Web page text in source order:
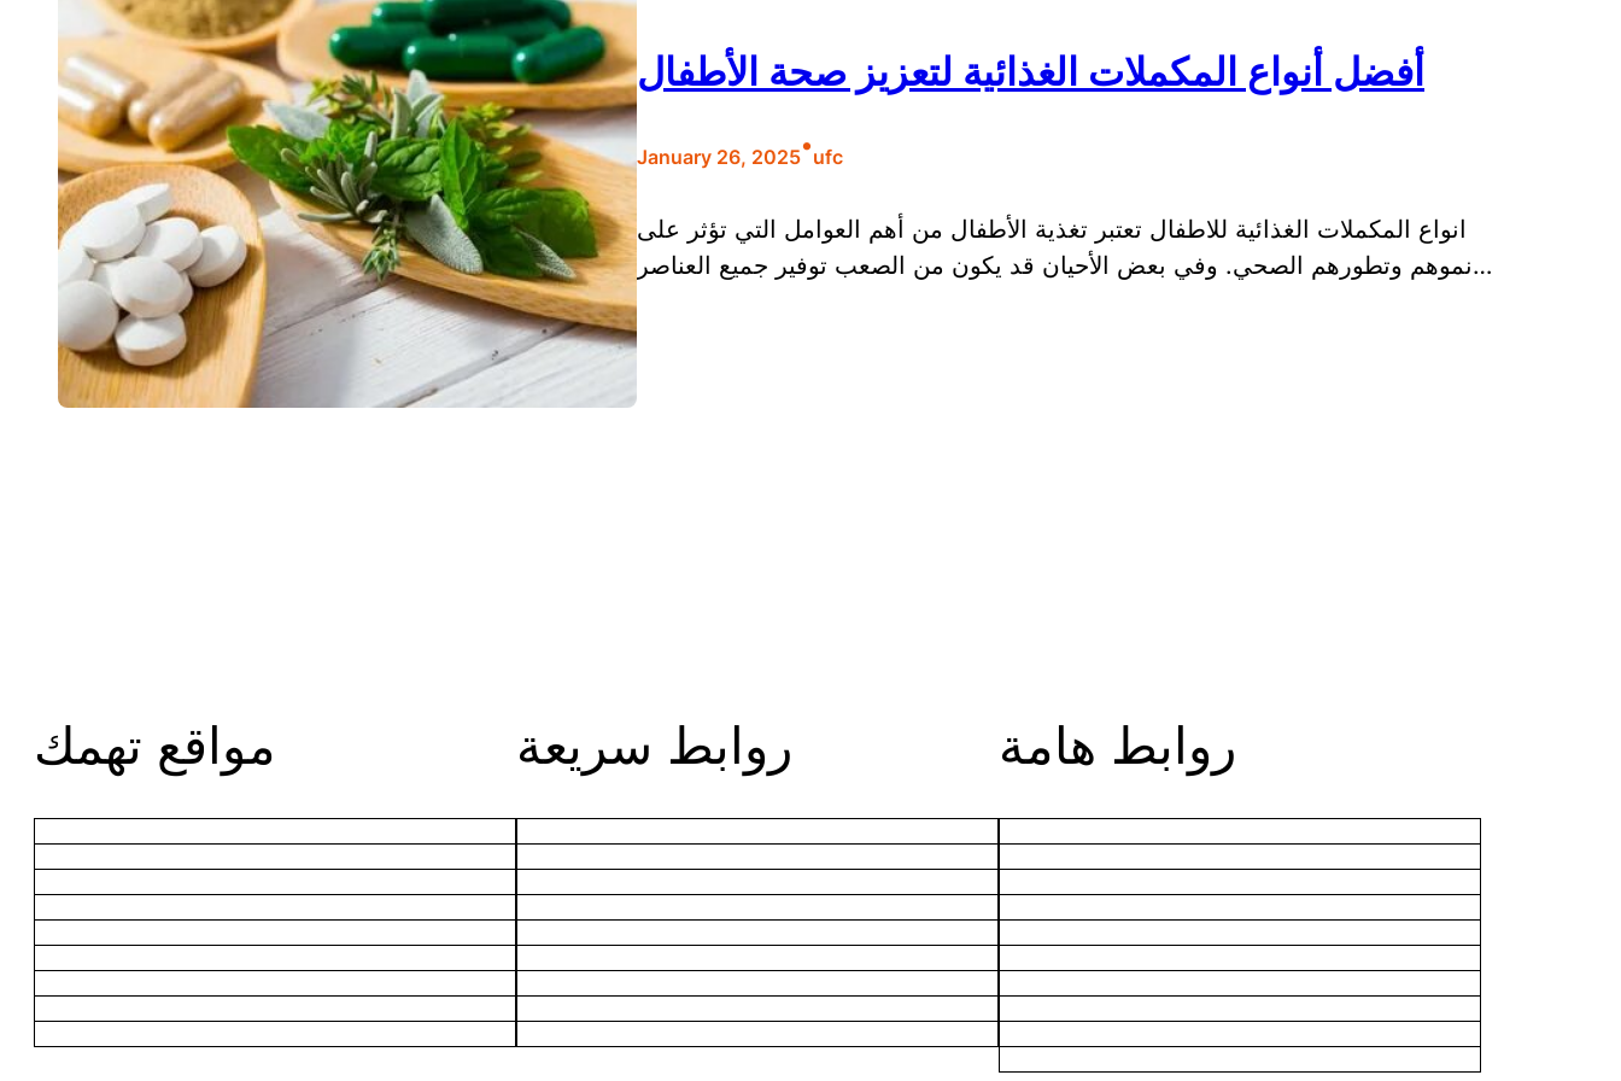
أفضل أنواع المكملات الغذائية لتعزيز صحة الأطفال
January 26, 2025•ufc
انواع المكملات الغذائية للاطفال تعتبر تغذية الأطفال من أهم العوامل التي تؤثر على
نموهم وتطورهم الصحي. وفي بعض الأحيان قد يكون من الصعب توفير جميع العناصر…
مواقع تهمك روابط سريعة روابط هامة